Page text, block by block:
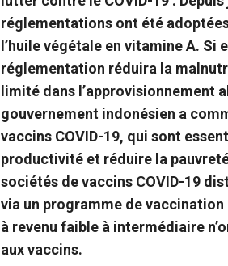
réglementations ont été
l’huile végétale en vitamine A.
réglementation réduira la
limité dans l’approvisionnement
gouvernement indonésien a
vaccins COVID-19, qui sont
productivité et réduire la
sociétés de vaccins COVID-19
via un programme de
à revenu faible à intermédiaire
aux vaccins.